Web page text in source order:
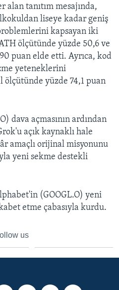
alan tanıtım mesajında,
liseye kadar geniş
kapsayan iki
ölçütünde yüzde 50,6 ve
puan elde etti. Ayrıca, kod
yeteneklerini
yüzde 74,1 puan
dava açmasının ardından
açık kaynaklı hale
amaçlı orijinal misyonunu
yeni sekme destekli
(GOOGL.O) yeni
etme çabasıyla kurdu.
us